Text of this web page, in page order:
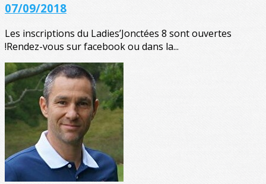
07/09/2018
Les inscriptions du Ladies’Jonctées 8 sont ouvertes
!Rendez-vous sur facebook ou dans la...